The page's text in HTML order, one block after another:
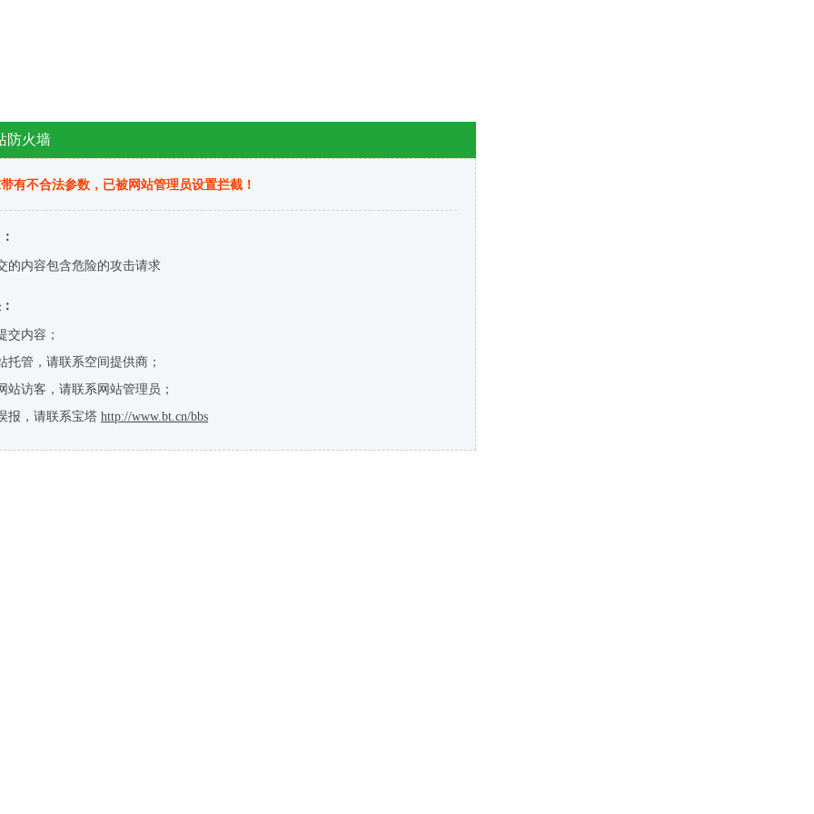
防火墙
有不合法参数，已被网站管理员设置拦截！
的内容包含危险的攻击请求
交内容；
托管，请联系空间提供商；
站访客，请联系网站管理员；
报，请联系宝塔 http://www.bt.cn/bbs